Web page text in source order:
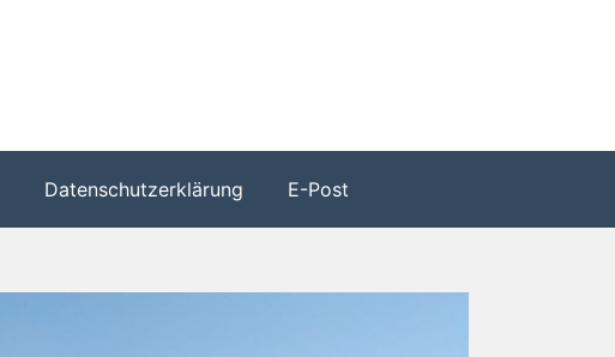
Datenschutzerklärung E-Post